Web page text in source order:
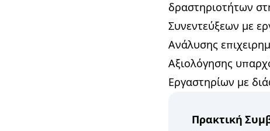
δραστηριοτήτων
Συνεντεύξεων με
Ανάλυσης
Αξιολόγησης
Εργαστηρίων με
Πρακτική